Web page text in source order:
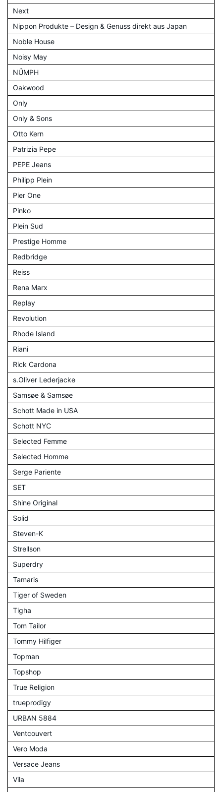
Next
Nippon Produkte – Design & Genuss direkt aus Japan
Noble House
Noisy May
NÜMPH
Oakwood
Only
Only & Sons
Otto Kern
Patrizia Pepe
PEPE Jeans
Philipp Plein
Pier One
Pinko
Plein Sud
Prestige Homme
Redbridge
Reiss
Rena Marx
Replay
Revolution
Rhode Island
Riani
Rick Cardona
s.Oliver Lederjacke
Samsøe & Samsøe
Schott Made in USA
Schott NYC
Selected Femme
Selected Homme
Serge Pariente
SET
Shine Original
Solid
Steven-K
Strellson
Superdry
Tamaris
Tiger of Sweden
Tigha
Tom Tailor
Tommy Hilfiger
Topman
Topshop
True Religion
trueprodigy
URBAN 5884
Ventcouvert
Vero Moda
Versace Jeans
Vila